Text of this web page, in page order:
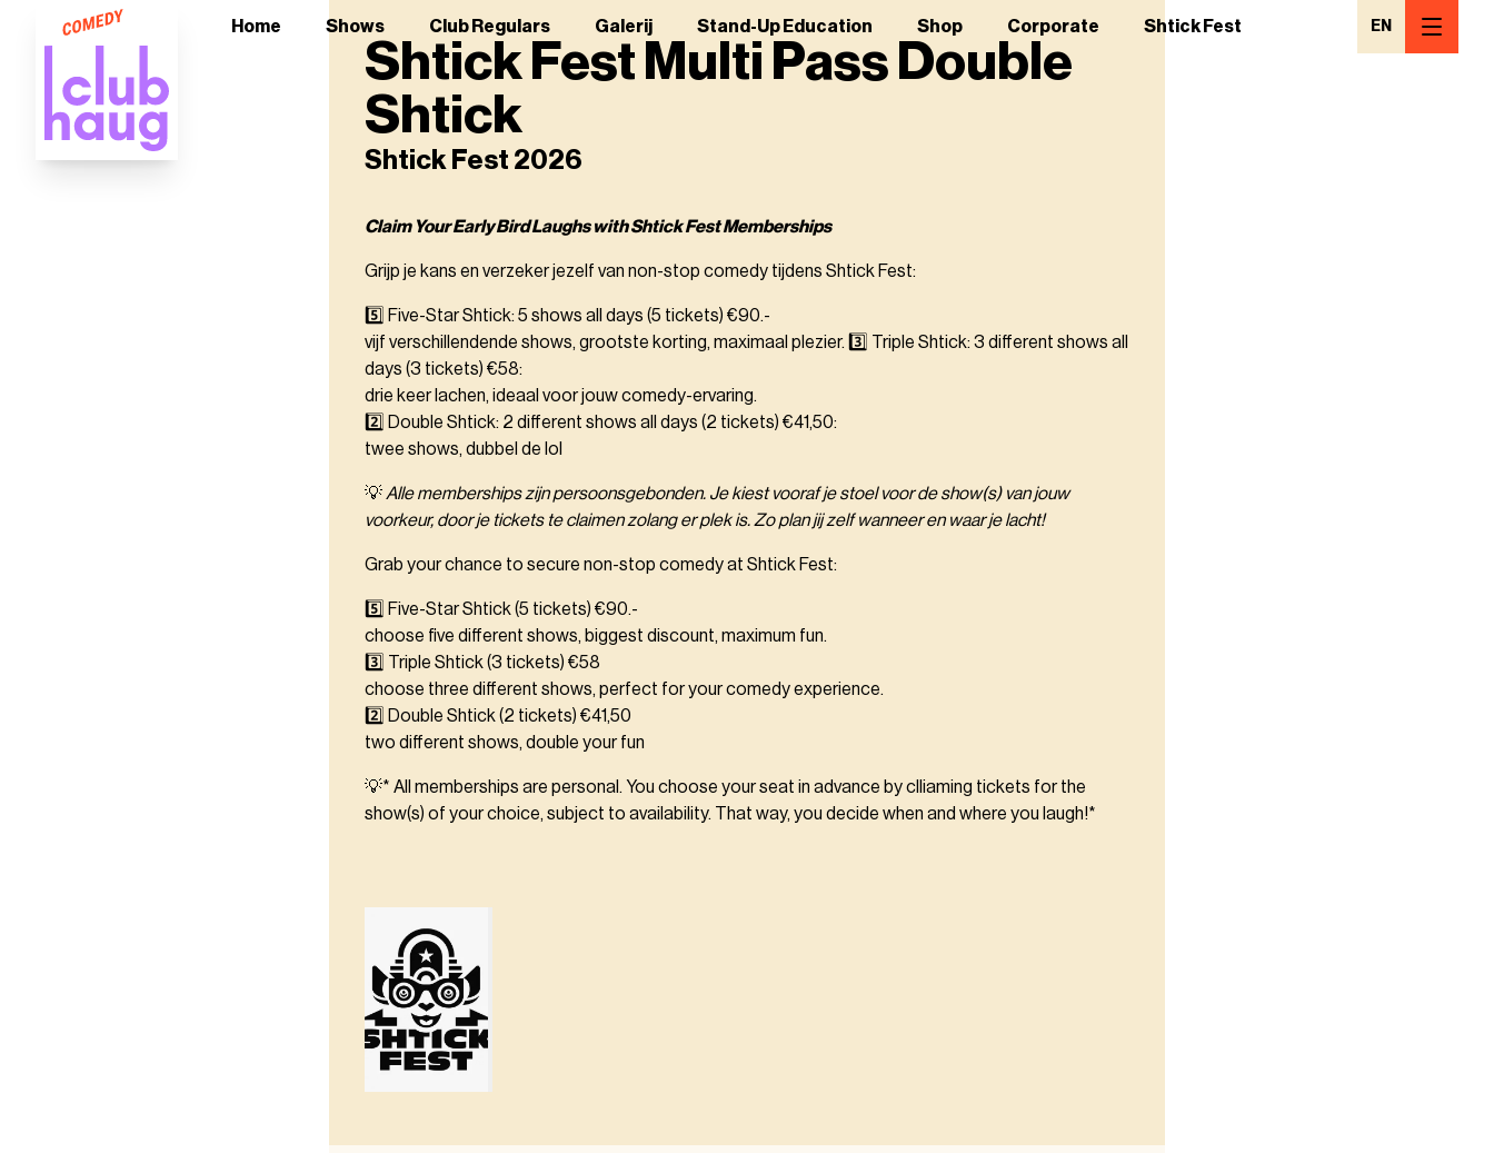
Home Shows Club Regulars Galerij Stand-Up Education Shop Corporate Shtick Fest EN
Shtick Fest Multi Pass Double
Shtick
Shtick Fest 2026
Claim Your Early Bird Laughs with Shtick Fest Memberships
Grijp je kans en verzeker jezelf van non-stop comedy tijdens Shtick Fest:
5️⃣ Five-Star Shtick: 5 shows all days (5 tickets) €90.-
vijf verschillendende shows, grootste korting, maximaal plezier. 3️⃣ Triple Shtick: 3 different shows all
days (3 tickets) €58:
drie keer lachen, ideaal voor jouw comedy-ervaring.
2️⃣ Double Shtick: 2 different shows all days (2 tickets) €41,50:
twee shows, dubbel de lol
💡 Alle memberships zijn persoonsgebonden. Je kiest vooraf je stoel voor de show(s) van jouw
voorkeur, door je tickets te claimen zolang er plek is. Zo plan jij zelf wanneer en waar je lacht!
Grab your chance to secure non-stop comedy at Shtick Fest:
5️⃣ Five-Star Shtick (5 tickets) €90.-
choose five different shows, biggest discount, maximum fun.
3️⃣ Triple Shtick (3 tickets) €58
choose three different shows, perfect for your comedy experience.
2️⃣ Double Shtick (2 tickets) €41,50
two different shows, double your fun
💡* All memberships are personal. You choose your seat in advance by clliaming tickets for the
show(s) of your choice, subject to availability. That way, you decide when and where you laugh!*